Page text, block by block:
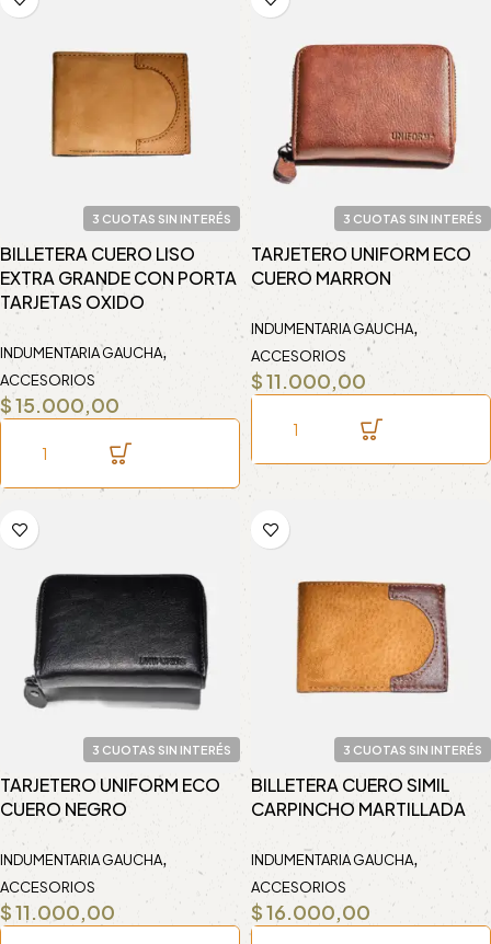
3 CUOTAS SIN INTERÉS
BILLETERA CUERO LISO
EXTRA GRANDE CON PORTA
TARJETAS OXIDO
INDUMENTARIA GAUCHA,
ACCESORIOS
$15.000,00
3 CUOTAS SIN INTERÉS
TARJETERO UNIFORM ECO
CUERO MARRON
INDUMENTARIA GAUCHA,
ACCESORIOS
$11.000,00
3 CUOTAS SIN INTERÉS
TARJETERO UNIFORM ECO
CUERO NEGRO
INDUMENTARIA GAUCHA,
ACCESORIOS
$11.000,00
3 CUOTAS SIN INTERÉS
BILLETERA CUERO SIMIL
CARPINCHO MARTILLADA
INDUMENTARIA GAUCHA,
ACCESORIOS
$16.000,00